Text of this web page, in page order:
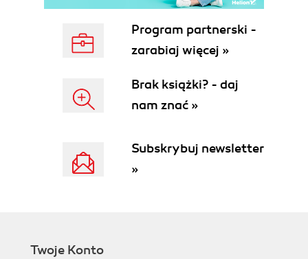
Program partnerski -
zarabiaj więcej »
Brak książki? - daj
nam znać »
Subskrybuj newsletter
»
Twoje Konto